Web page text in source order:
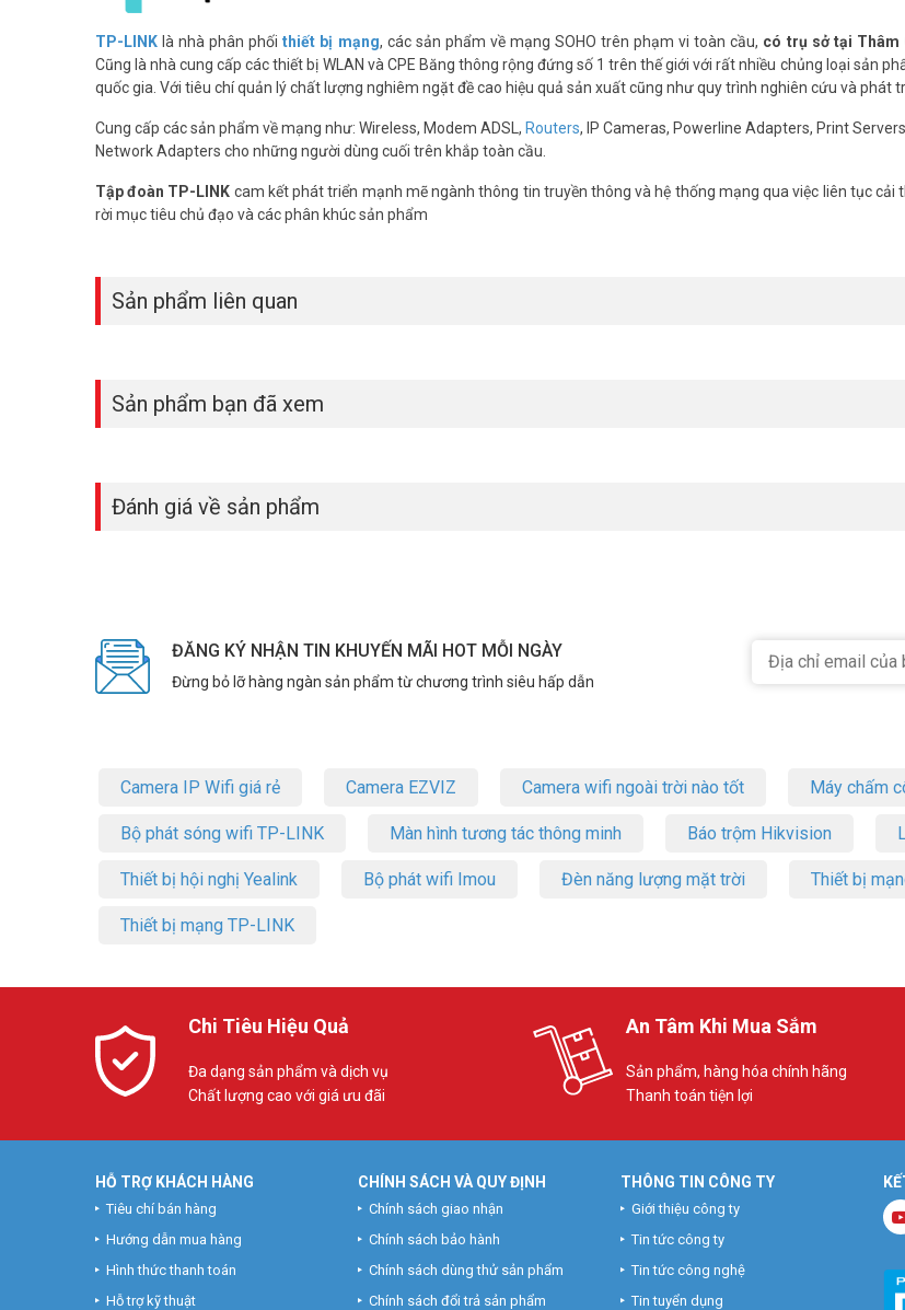
Công nghệ Bluetooth 5.3 – Ổn định và tiết kiệm hơn hẳn
Tiết kiệm pin cho thiết bị ngoại vi như tai nghe, chuột, bàn phím.
Phạm vi kết nối xa hơn, lên đến 20 mét không vật cản.
Ai nên sử dụng TP-Link UB500 Plus?
Học online dễ dàng, truyền tải âm thanh rõ ràng, không bị trễ, giúp tăng hiệu quả học tập.
TP-LINK là nhà phân phốithiết bị mạng, các sản phẩm về mạng SOHO trên phạm vi toàn cầu, có trụ sở tại Thâm
Cũng là nhà cung cấp các thiết bị WLAN và CPE Băng thông rộng đứng số 1 trên thế giới với rất nhiều chủng loại sản
quốc gia. Với tiêu chí quản lý chất lượng nghiêm ngặt đề cao hiệu quả sản xuất cũng như quy trình nghiên cứu và phát
Cung cấp các sản phẩm về mạng như: Wireless, Modem ADSL, Routers, IP Cameras, Powerline Adapters, Print
Network Adapters cho những người dùng cuối trên khắp toàn cầu.
Tập đoàn TP-LINK cam kết phát triển mạnh mẽ ngành thông tin truyền thông và hệ thống mạng qua việc liên tục cải
rời mục tiêu chủ đạo và các phân khúc sản phẩm
Sản phẩm liên quan
Sản phẩm bạn đã xem
Đánh giá về sản phẩm
ĐĂNG KÝ NHẬN TIN KHUYẾN MÃI HOT MỖI NGÀY
Đừng bỏ lỡ hàng ngàn sản phẩm từ chương trình siêu hấp dẫn
Camera IP Wifi giá rẻ Camera EZVIZ Camera wifi ngoài trời nào tốt Máy chấm
Bộ phát sóng wifi TP-LINK Màn hình tương tác thông minh Báo trộm Hikvision
Thiết bị hội nghị Yealink Bộ phát wifi Imou Đèn năng lượng mặt trời Thiết bị
Thiết bị mạng TP-LINK
Chi Tiêu Hiệu Quả
Đa dạng sản phẩm và dịch vụ
Chất lượng cao với giá ưu đãi
An Tâm Khi Mua Sắm
Sản phẩm, hàng hóa chính hãng
Thanh toán tiện lợi
HỖ TRỢ KHÁCH HÀNG
Tiêu chí bán hàng
Hướng dẫn mua hàng
Hình thức thanh toán
Hỗ trợ kỹ thuật
CHÍNH SÁCH VÀ QUY ĐỊNH
Chính sách giao nhận
Chính sách bảo hành
Chính sách dùng thử sản phẩm
Chính sách đổi trả sản phẩm
THÔNG TIN CÔNG TY
Giới thiệu công ty
Tin tức công ty
Tin tức công nghệ
Tin tuyển dụng